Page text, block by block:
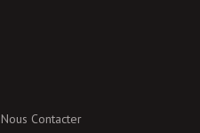
Nous Contacter